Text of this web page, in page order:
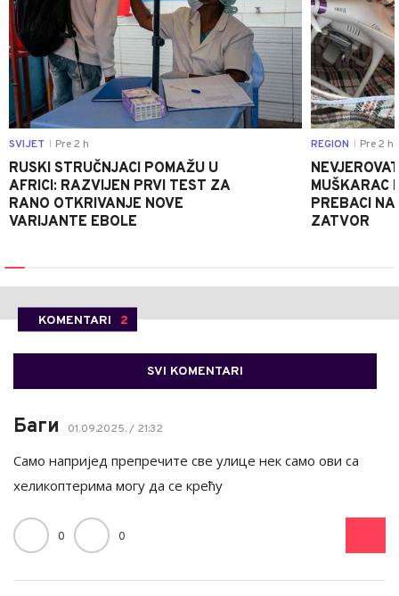
SVIJET Pre 2 h
RUSKI STRUČNJACI POMAŽU U
AFRICI: RAZVIJEN PRVI TEST ZA
RANO OTKRIVANJE NOVE
VARIJANTE EBOLE
REGION Pre 2 h
MUŠKARAC
PREBACI
ZATVOR
KOMENTARI 2
SVI KOMENTARI
Баги 01.09.2025. / 21:32
Само напријед препречите све улице нек само ови са
хеликоптерима могу да се крећу
0 0